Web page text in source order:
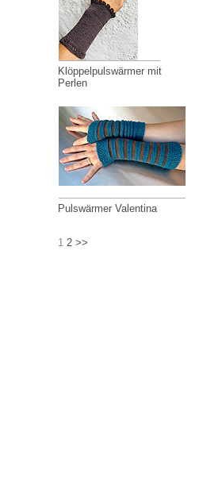
Klöppelpulswärmer mit
Perlen
Pulswärmer Valentina
1 2 >>